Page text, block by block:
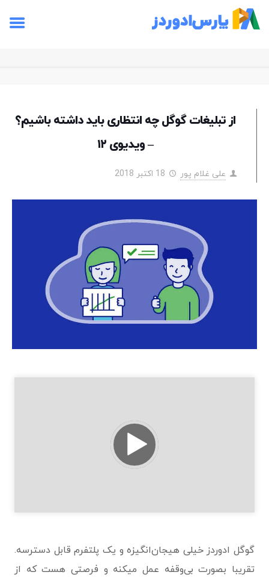
از تبلیغات گوگل چه انتظاری باید داشته باشیم؟
– ویدیوی ۱۲
علی غلام پور 18 اکتبر 2018
گوگل ادوردز خیلی هیجان‌انگیزه و یک پلتفرم قابل دسترسه.
تقریبا بصورت بی‌وقفه عمل میکنه و فرصتی هست که از